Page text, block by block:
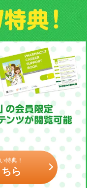
特典！
ら